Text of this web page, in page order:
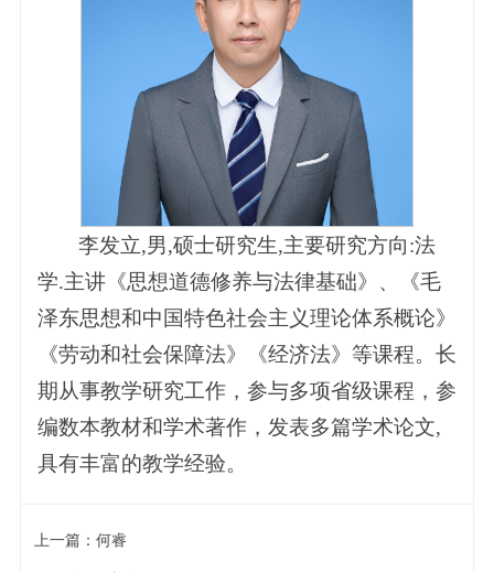
李发立,男,硕士研究生,主要研究方向:法
学.主讲《思想道德修养与法律基础》、《毛
泽东思想和中国特色社会主义理论体系概论》
《劳动和社会保障法》《经济法》等课程。长
期从事教学研究工作，参与多项省级课程，参
编数本教材和学术著作，发表多篇学术论文,
具有丰富的教学经验。
上一篇： 何睿